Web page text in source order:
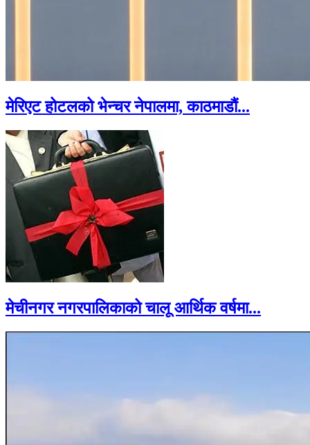
मेरिएट होटलको भेन्चर नेपालमा, काठमाडौं...
मेचीनगर नगरपालिकाको चालू आर्थिक वर्षमा...